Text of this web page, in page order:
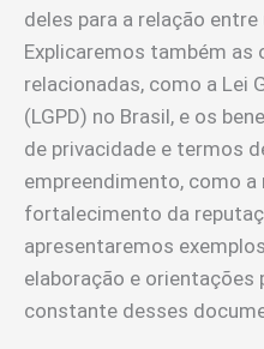
deles para a relação entre
Explicaremos também as
relacionadas, como a Lei
(LGPD) no Brasil, e os
de privacidade e termos
empreendimento, como
fortalecimento da
apresentaremos
elaboração e orientações
constante desses